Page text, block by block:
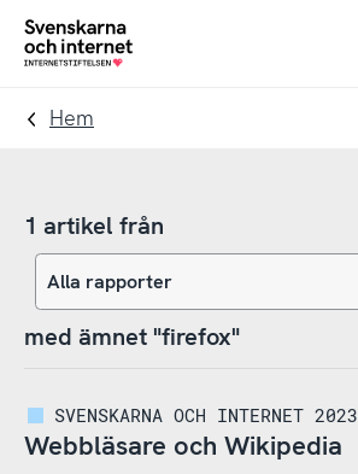
Till
navigation
Till
innehåll
To
Hem
1 artikel från
med ämnet "firefox"
SVENSKARNA OCH INTERNET 2023
Webbläsare och Wikipedia